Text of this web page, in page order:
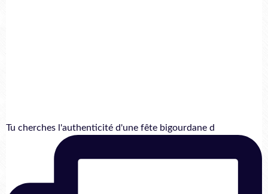
Tu cherches l'authenticité d'une fête bigourdane d